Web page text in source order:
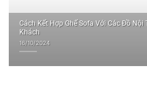
Cách Kết Hợp Ghế Sofa Với Các Đồ
Khách
16/10/2024